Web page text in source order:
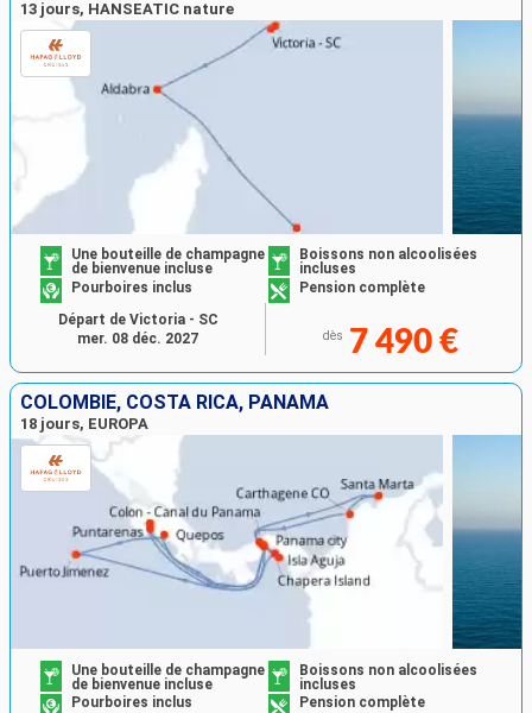
13 jours, HANSEATIC nature
Une bouteille de champagne
de bienvenue incluse
Boissons non alcoolisées
incluses
Pourboires inclus
Pension complète
dès 7 490 €
Départ de Victoria - SC
mer. 08 déc. 2027
COLOMBIE, COSTA RICA, PANAMA
18 jours, EUROPA
Une bouteille de champagne
de bienvenue incluse
Boissons non alcoolisées
incluses
Pourboires inclus
Pension complète